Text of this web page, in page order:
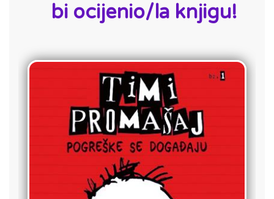
bi ocijenio/la knjigu!